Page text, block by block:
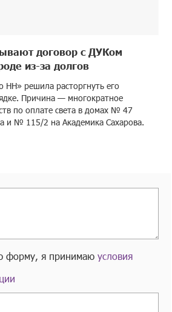
договор с ДУКом
из-за долгов
НН» решила расторгнуть его
Причина — многократное
по оплате света в домах № 47
и № 115/2 на Академика Сахарова.
форму, я принимаюусловия